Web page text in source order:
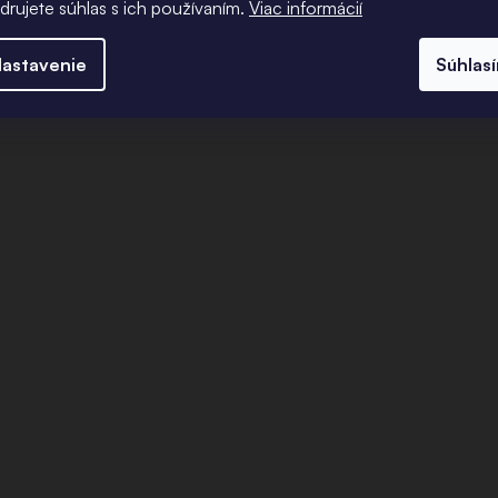
súhlas s ich používaním. Viac informácií